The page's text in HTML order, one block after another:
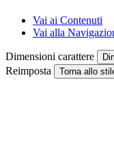
Vai ai Contenuti
Vai alla
Dimensioni carattere
Reimposta Torna allo